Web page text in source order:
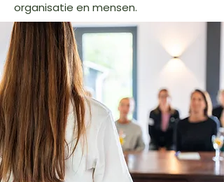
organisatie en mensen.